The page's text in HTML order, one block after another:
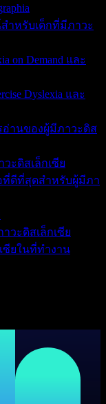
ำหรับเด็กที่มีภาวะ
on Demand และ
Dyslexia และ
อ่านของผู้มีภาวะดิส
ะดิสเล็กเซีย
ที่ดีที่สุดสำหรับผู้มีภา
ะดิสเล็กเซีย
ซียในที่ทำงาน